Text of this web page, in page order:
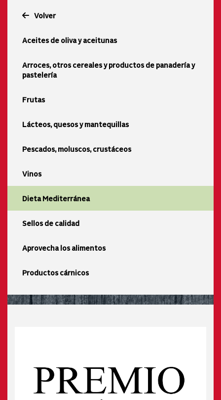
Volver
Aceites de oliva y aceitunas
Arroces, otros cereales y productos de panadería y
pastelería
Frutas
Lácteos, quesos y mantequillas
Pescados, moluscos, crustáceos
Vinos
Dieta Mediterránea
Sellos de calidad
Aprovecha los alimentos
Productos cárnicos